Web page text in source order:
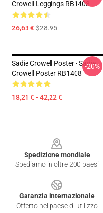
Crowell Leggings RB1408
26,63 €$28.95
Sadie Crowell Poster - Sadie
Crowell Poster RB1408
18,21 € - 42,22 €
-20%
Spedizione mondiale
Spediamo in oltre 200 paesi
Garanzia internazionale
Offerto nel paese di utilizzo